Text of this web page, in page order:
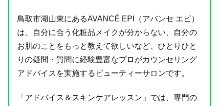
鳥取市湖山東にあるAVANCÉ EPI（アバンセ エピ）
は、自分に合う化粧品メイクが分からない、自分の
お肌のことをもっと教えて欲しいなど、ひとりひと
りの疑問・質問に経験豊富なプロがカウンセリング
アドバイスを実施するビューティーサロンです。
「アドバイス＆スキンケアレッスン」では、専門の